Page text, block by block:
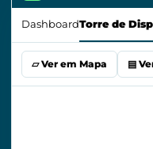
DashboardTorre de
▱ Ver em Mapa ▤
7